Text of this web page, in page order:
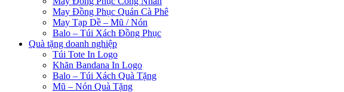
May Đồng Phục Quán Cà Phê
May Tạp Dề – Mũ / Nón
Balo – Túi Xách Đồng Phục
Quà tặng doanh nghiệp
Túi Tote In Logo
Khăn Bandana In Logo
Balo – Túi Xách Quà Tặng
Mũ – Nón Quà Tặng